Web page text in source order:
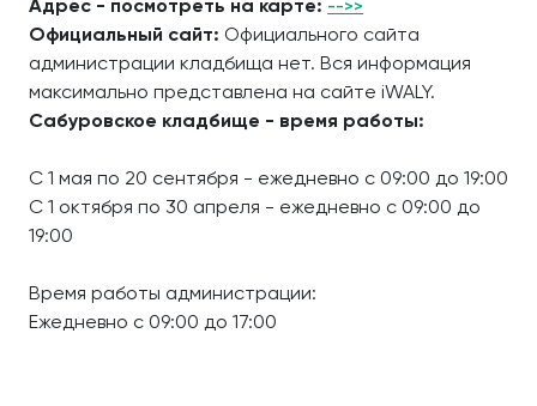
Адрес - посмотреть на карте: -->>
Официальный сайт: Официального сайта
администрации кладбища нет. Вся информация
максимально представлена на сайте iWALY.
Сабуровское кладбище - время работы:
С 1 мая по 20 сентября - ежедневно с 09:00 до 19:00
С 1 октября по 30 апреля - ежедневно с 09:00 до
19:00
Время работы администрации:
Ежедневно с 09:00 до 17:00